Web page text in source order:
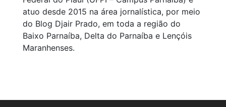
atuo desde 2015 na área jornalística, por meio
do Blog Djair Prado, em toda a região do
Baixo Parnaíba, Delta do Parnaíba e Lençóis
Maranhenses.